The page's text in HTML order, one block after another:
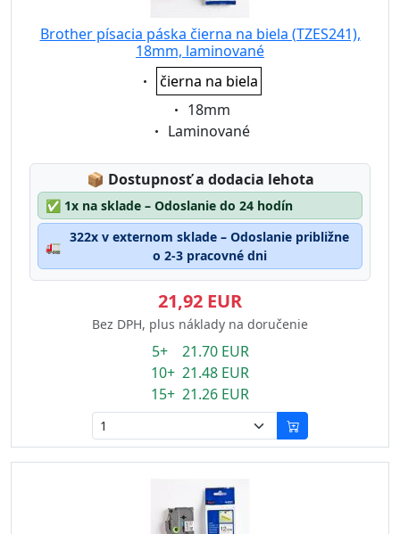
Brother písacia páska čierna na biela (TZES241),
18mm, laminované
Eigenschaft:
čierna na biela
Eigenschaft:
18mm
Eigenschaft:
Laminované
📦 Lagerstatus:
Dostupnosť a dodacia lehota
✅ 1x na sklade – Odoslanie do 24 hodín
🚛
322x v externom sklade – Odoslanie približne
o 2-3 pracovné dni
21,92 EUR
Bez DPH, plus náklady na doručenie
5+ 21.70 EUR
10+ 21.48 EUR
15+ 21.26 EUR